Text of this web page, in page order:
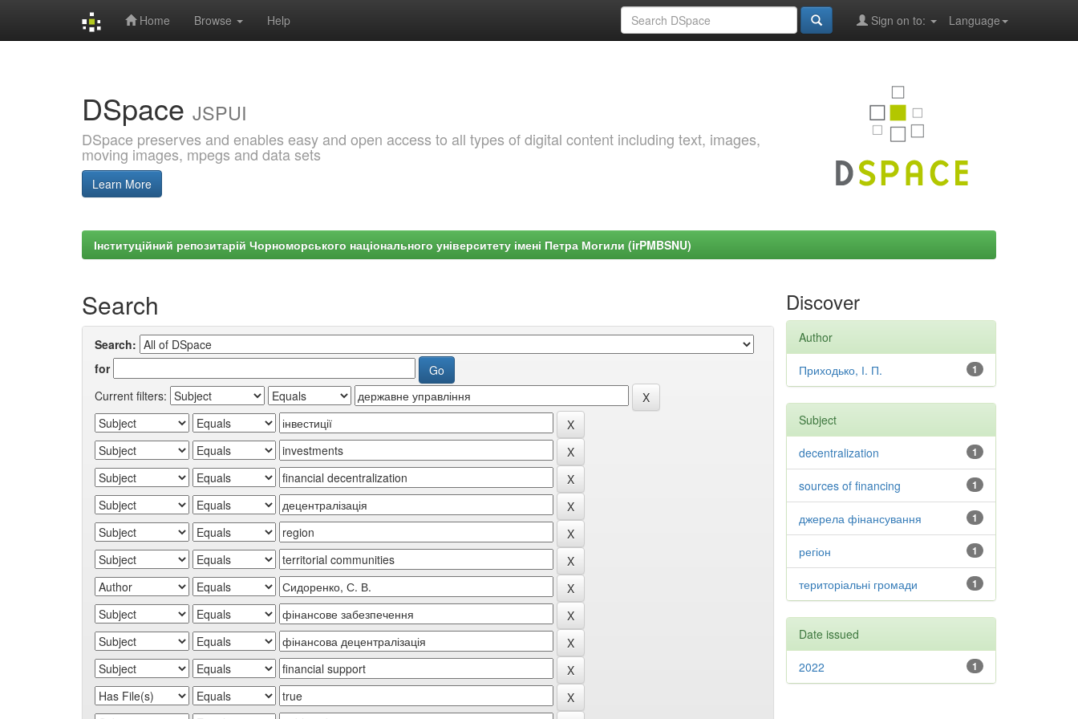
Home Browse Help Language
Sign on to:
DSpace JSPUI
DSpace preserves and enables easy and open access to all types of digital content including text, images,
moving images, mpegs and data sets
Learn More
Інституційний репозитарій Чорноморського національного університету імені Петра Могили (irPMBSNU)
Search
Search:
for
Current filters:
Discover
Author
1
Приходько, І. П.
Subject
1
decentralization
1
sources of financing
1
джерела фінансування
1
регіон
1
територіальні громади
Date issued
1
2022